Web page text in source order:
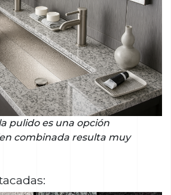
pulido es una opción
combinada resulta muy